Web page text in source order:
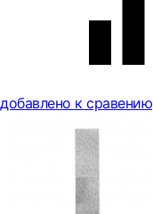
добавлено к сравению